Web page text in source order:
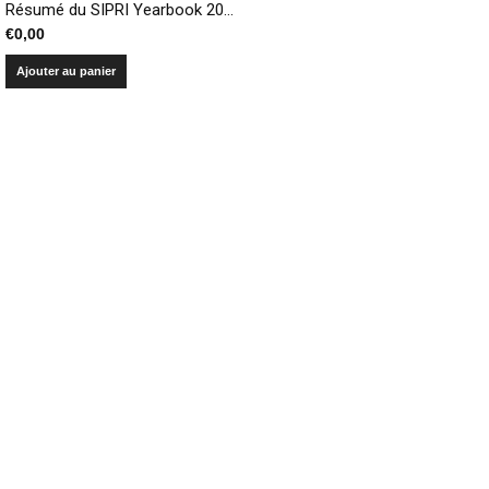
Résumé du SIPRI Yearbook 2017 – Armements, désarmement et sécurité internationale
€0,00
Ajouter au panier